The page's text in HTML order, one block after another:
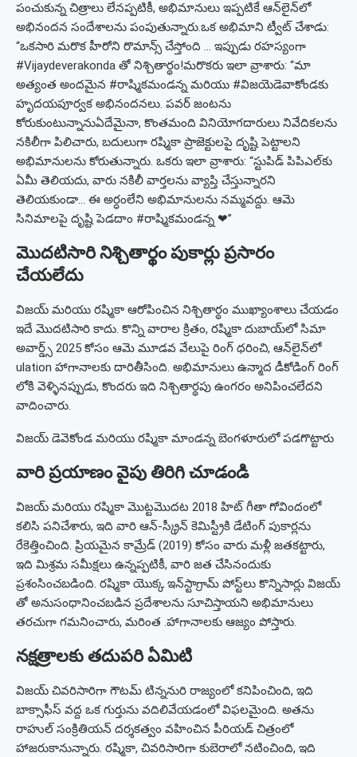
పంచుకున్న చిత్రాలు లేనప్పటికీ, అభిమానులు ఇప్పటికే ఆన్‌లైన్‌లో
అభినందన సందేశాలను పంపుతున్నారు.ఒక అభిమాని ట్వీట్ చేశాడు:
“ఒకసారి మరొక హీరోని రొమాన్స్ చేస్తోంది … ఇప్పుడు రహస్యంగా
#Vijaydeverakonda తో నిశ్చితార్థం!మరొకరు ఇలా వ్రాశారు: “మా
అత్యంత అందమైన #రాష్మికమండన్న మరియు #విజయెడెవాకోండకు
హృదయపూర్వక అభినందనలు. పవర్ జంటను
కోరుకుంటున్నానుఏదేమైనా, కొంతమంది వినియోగదారులు నివేదికలను
నకిలీగా పిలిచారు, బదులుగా రష్మికా ప్రాజెక్టులపై దృష్టి పెట్టాలని
అభిమానులను కోరుతున్నారు. ఒకరు ఇలా వ్రాశారు: “స్టుపిడ్ పిపిఎల్‌కు
ఏమీ తెలియదు, వారు నకిలీ వార్తలను వ్యాప్తి చేస్తున్నారని
తెలియకుండా… ఈ అర్ధంలేని అభిమానులను నమ్మవద్దు. ఆమె
సినిమాలపై దృష్టి పెడదాం #రాష్మికమండన్న ❤”
మొదటిసారి నిశ్చితార్థం పుకార్లు ప్రసారం
చేయలేదు
విజయ్ మరియు రష్మికా ఆరోపించిన నిశ్చితార్థం ముఖ్యాంశాలు చేయడం
ఇదే మొదటిసారి కాదు. కొన్ని వారాల క్రితం, రష్మికా దుబాయ్‌లో సిమా
అవార్డ్స్ 2025 కోసం ఆమె మూడవ వేలుపై రింగ్ ధరించి, ఆన్‌లైన్‌లో
ulation హాగానాలకు దారితీసింది. అభిమానులు ఉన్మాద డీకోడింగ్ రింగ్
లోకి వెళ్ళినప్పుడు, కొందరు ఇది నిశ్చితార్థపు ఉంగరం అనిపించలేదని
వాదించారు.
విజయ్ డెవెకోండ మరియు రష్మికా మాండన్న బెంగళూరులో పడగొట్టారు
వారి ప్రయాణం వైపు తిరిగి చూడండి
విజయ్ మరియు రష్మికా మొట్టమొదట 2018 హిట్ గీతా గోవిందంలో
కలిసి పనిచేశారు, ఇది వారి ఆన్-స్క్రీన్ కెమిస్ట్రీకి డేటింగ్ పుకార్లను
రేకెత్తించింది. ప్రియమైన కామ్రేడ్ (2019) కోసం వారు మళ్లీ జతకట్టారు,
ఇది మిశ్రమ సమీక్షలు ఉన్నప్పటికీ, వారి జత చేసినందుకు
ప్రశంసించబడింది. రష్మికా యొక్క ఇన్‌స్టాగ్రామ్ పోస్ట్‌లు కొన్నిసార్లు విజయ్
తో అనుసంధానించబడిన ప్రదేశాలను సూచిస్తాయని అభిమానులు
తరచుగా గమనించారు, మరింత .హాగానాలకు ఆజ్యం పోస్తారు.
నక్షత్రాలకు తదుపరి ఏమిటి
విజయ్ చివరిసారిగా గౌటమ్ టిన్ననురి రాజ్యంలో కనిపించింది, ఇది
బాక్సాఫీస్ వద్ద ఒక గుర్తును వదిలివేయడంలో విఫలమైంది. అతను
రాహుల్ సంక్రితియన్ దర్శకత్వం వహించిన పీరియడ్ చిత్రంలో
హాజరుకానున్నారు. రష్మికా, చివరిసారిగా కుబెరాలో నటించింది, ఇది